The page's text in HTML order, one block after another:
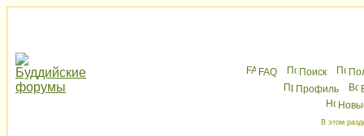
FAQ Поиск
Профиль
В этом